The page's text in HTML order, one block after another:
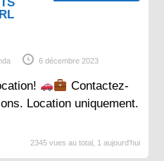
6 décembre 2023
Contactez-
Location uniquement.
2345 vues au total, 1 aujourd'hui